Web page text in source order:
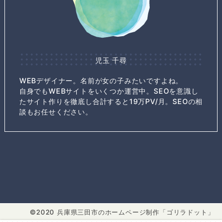
児玉 千尋
WEBデザイナー。名前が女の子みたいですよね。
自身でもWEBサイトをいくつか運営中。SEOを意識し
たサイト作りを徹底し合計すると19万PV/月。SEOの相
談もお任せください。
2020 兵庫県三田市のホームページ制作「ゴリラドット」